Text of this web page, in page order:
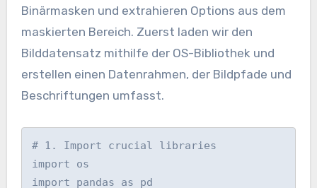
Binärmasken und extrahieren Options aus dem
maskierten Bereich. Zuerst laden wir den
Bilddatensatz mithilfe der OS-Bibliothek und
erstellen einen Datenrahmen, der Bildpfade und
Beschriftungen umfasst.
# 1. Import crucial libraries
import os
import pandas as pd